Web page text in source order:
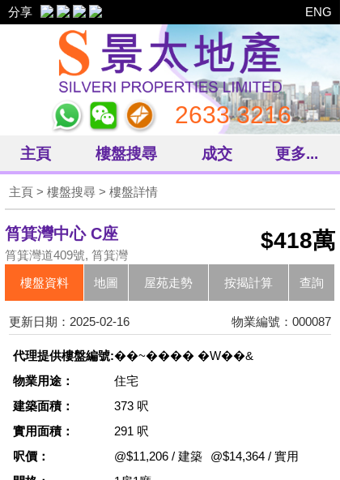
分享 ENG
2633 3216
主頁 樓盤搜尋 成交 更多...
主頁 > 樓盤搜尋 > 樓盤詳情
筲箕灣中心 C座
筲箕灣道409號, 筲箕灣
$418萬
樓盤資料 地圖 屋苑走勢 按揭計算 查詢
更新日期：2025-02-16 物業編號：000087
代理提供樓盤編號:��~���� �W��&
物業用途：
住宅
建築面積：
373 呎
實用面積：
291 呎
呎價：
@$11,206 / 建築
@$14,364 / 實用